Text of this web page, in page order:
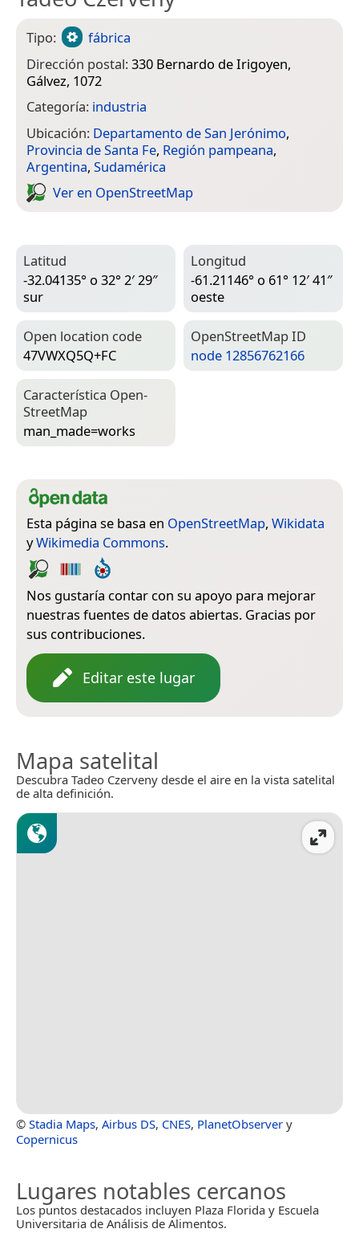
Tipo:
fábrica
Dirección postal:330 Bernardo de Irigoyen,
Gálvez, 1072
Categoría: industria
Ubicación: Departamento de San Jerónimo,
Provincia de Santa Fe, Región pampeana,
Argentina, Sudamérica
Ver en Open­Street­Map
Latitud
-32.04135° o 32° 2′ 29″
sur
Longitud
-61.21146° o 61° 12′ 41″
oeste
Open location code
47VWXQ5Q+FC
Open­Street­Map ID
node 12856762166
Característica Open­
Street­Map
man_made=­works
Esta página se basa en OpenStreetMap, Wikidata
yWikimedia Commons.
Nos gustaría contar con su apoyo para mejorar
nuestras fuentes de datos abiertas. Gracias por
sus contribuciones.
Editar este lugar
Mapa satelital
Descubra Tadeo Czerveny desde el aire en la vista satelital
de alta definición.
© Stadia Maps, Airbus DS, CNES, PlanetObserver y
Copernicus
Lugares notables cercanos
Los puntos destacados incluyen Plaza Florida y Escuela
Universitaria de Análisis de Alimentos.